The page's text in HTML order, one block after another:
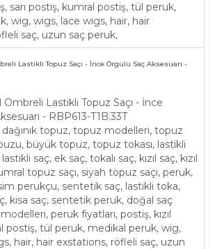
sarı postiş, kumral postiş, tül peruk,
wig, wigs, lace wigs, hair, hair
saç, uzun saç peruk,
Lastikli Topuz Saçı - İnce Örgülü Saç Aksesuarı -
Ombreli Lastikli Topuz Saçı - İnce
- RBP613-T1B.33T
topuz, topuz modelleri, topuz
büyük topuz, topuz tokası, lastikli
saç, ek saç, tokalı saç, kızıl saç, kızıl
topuz saçı, siyah topuz saçı, peruk,
perukçu, sentetik saç, lastikli toka,
kısa saç, sentetik peruk, doğal saç
peruk fiyatları, postiş, kızıl
postiş, tül peruk, medikal peruk, wig,
hair, hair exstations, röfleli saç, uzun